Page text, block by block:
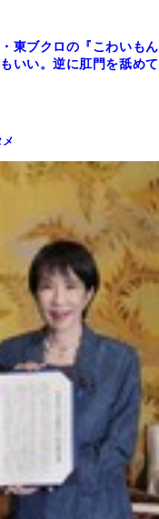
東ブクロの『こわいもん
いい。逆に肛門を舐めて